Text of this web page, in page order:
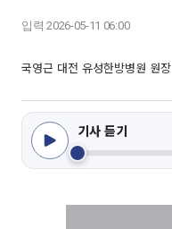
입력 2026-05-11 06:00
국영근 대전 유성한방병원 원장
기사 듣기